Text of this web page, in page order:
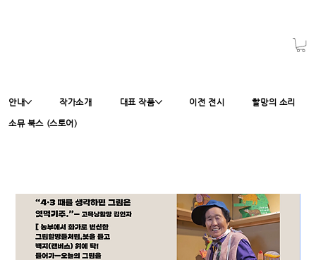
안내 작가소개 대표 작품 이전 전시 할망의 소리
소뮤 북스 (스토어)